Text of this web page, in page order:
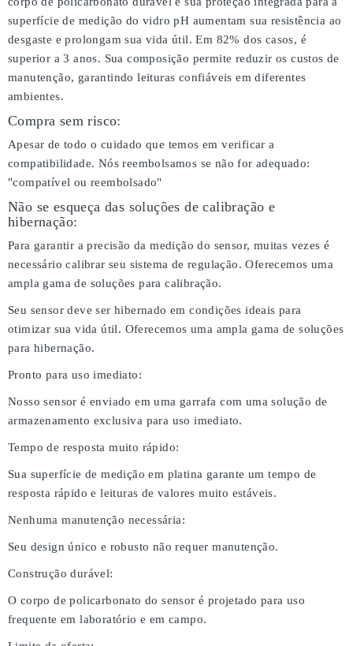
superfície de medição do vidro pH aumentam sua resistência ao
desgaste e prolongam sua vida útil. Em 82% dos casos, é
superior a 3 anos. Sua composição permite reduzir os custos de
manutenção, garantindo leituras confiáveis em diferentes
ambientes.
Compra sem risco:
Apesar de todo o cuidado que temos em verificar a
compatibilidade. Nós reembolsamos se não for adequado:
"compatível ou reembolsado"
Não se esqueça das soluções de calibração e
hibernação:
Para garantir a precisão da medição do sensor, muitas vezes é
necessário calibrar seu sistema de regulação. Oferecemos uma
ampla gama de soluções para calibração.
Seu sensor deve ser hibernado em condições ideais para
otimizar sua vida útil. Oferecemos uma ampla gama de soluções
para hibernação.
Pronto para uso imediato:
Nosso sensor é enviado em uma garrafa com uma solução de
armazenamento exclusiva para uso imediato.
Tempo de resposta muito rápido:
Sua superfície de medição em platina garante um tempo de
resposta rápido e leituras de valores muito estáveis.
Nenhuma manutenção necessária:
Seu design único e robusto não requer manutenção.
Construção durável:
O corpo de policarbonato do sensor é projetado para uso
frequente em laboratório e em campo.